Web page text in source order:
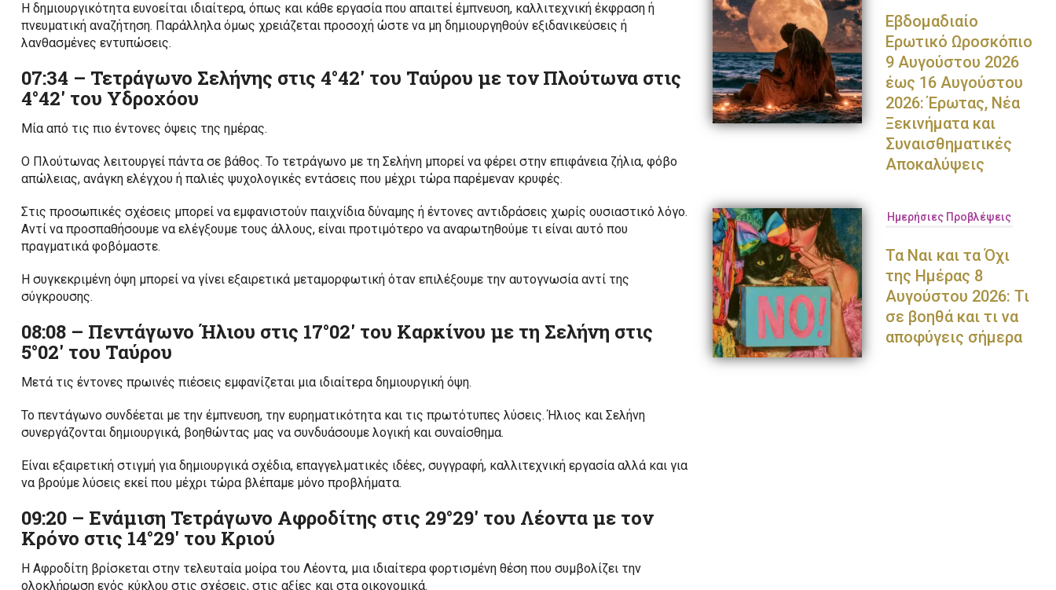
Η δημιουργικότητα ευνοείται ιδιαίτερα, όπως και κάθε εργασία που απαιτεί έμπνευση, καλλιτεχνική έκφραση ή
πνευματική αναζήτηση. Παράλληλα όμως χρειάζεται προσοχή ώστε να μη δημιουργηθούν εξιδανικεύσεις ή
λανθασμένες εντυπώσεις.
07:34 – Τετράγωνο Σελήνης στις 4°42′ του Ταύρου με τον Πλούτωνα στις
4°42′ του Υδροχόου
Μία από τις πιο έντονες όψεις της ημέρας.
Ο Πλούτωνας λειτουργεί πάντα σε βάθος. Το τετράγωνο με τη Σελήνη μπορεί να φέρει στην επιφάνεια ζήλια, φόβο
απώλειας, ανάγκη ελέγχου ή παλιές ψυχολογικές εντάσεις που μέχρι τώρα παρέμεναν κρυφές.
Στις προσωπικές σχέσεις μπορεί να εμφανιστούν παιχνίδια δύναμης ή έντονες αντιδράσεις χωρίς ουσιαστικό λόγο.
Αντί να προσπαθήσουμε να ελέγξουμε τους άλλους, είναι προτιμότερο να αναρωτηθούμε τι είναι αυτό που
πραγματικά φοβόμαστε.
Η συγκεκριμένη όψη μπορεί να γίνει εξαιρετικά μεταμορφωτική όταν επιλέξουμε την αυτογνωσία αντί της
σύγκρουσης.
08:08 – Πεντάγωνο Ήλιου στις 17°02′ του Καρκίνου με τη Σελήνη στις
5°02′ του Ταύρου
Μετά τις έντονες πρωινές πιέσεις εμφανίζεται μια ιδιαίτερα δημιουργική όψη.
Το πεντάγωνο συνδέεται με την έμπνευση, την ευρηματικότητα και τις πρωτότυπες λύσεις. Ήλιος και Σελήνη
συνεργάζονται δημιουργικά, βοηθώντας μας να συνδυάσουμε λογική και συναίσθημα.
Είναι εξαιρετική στιγμή για δημιουργικά σχέδια, επαγγελματικές ιδέες, συγγραφή, καλλιτεχνική εργασία αλλά και για
να βρούμε λύσεις εκεί που μέχρι τώρα βλέπαμε μόνο προβλήματα.
09:20 – Ενάμιση Τετράγωνο Αφροδίτης στις 29°29′ του Λέοντα με τον
Κρόνο στις 14°29′ του Κριού
Η Αφροδίτη βρίσκεται στην τελευταία μοίρα του Λέοντα, μια ιδιαίτερα φορτισμένη θέση που συμβολίζει την
ολοκλήρωση ενός κύκλου στις σχέσεις, στις αξίες και στα οικονομικά.
Εβδομαδιαίο
Ερωτικό Ωροσκόπιο
9 Αυγούστου 2026
έως 16 Αυγούστου
2026: Έρωτας, Νέα
Ξεκινήματα και
Συναισθηματικές
Αποκαλύψεις
Ημερήσιες Προβλέψεις
Τα Ναι και τα Όχι
της Ημέρας 8
Αυγούστου 2026: Τι
σε βοηθά και τι να
αποφύγεις σήμερα